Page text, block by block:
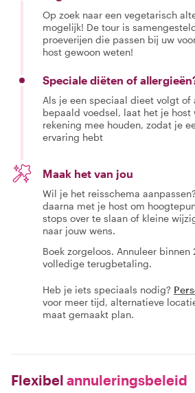
Op zoek naar een vegetarisch
mogelijk! De tour is
proeverijen die passen bij uw
host gewoon weten!
Speciale diëten of
Als je een speciaal dieet volgt of
bepaald voedsel, laat het je host
rekening mee houden, zodat je
ervaring hebt
Maak het van jou
Wil je het reisschema
daarna met je host om
stops over te slaan of kleine
naar jouw wens.
Boek zorgeloos. Annuleer binnen
volledige terugbetaling.
Heb je iets speciaals nodig?
voor meer tijd, alternatieve
maat gemaakt plan.
Flexibel annuleringsbeleid